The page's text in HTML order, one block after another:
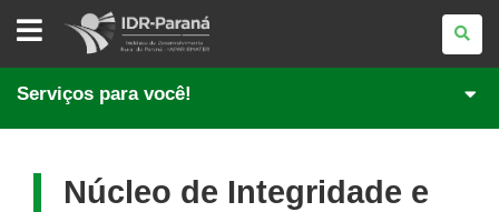
INSTITUTO
DE
DESENVOLVIMENTO
PARANÁ
Serviços para você!
Núcleo de Integridade e